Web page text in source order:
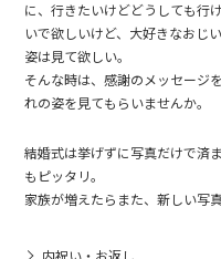
に、行きたいけどどうしても行
いで欲しいけど、大好きなおじ
姿は見て欲しい。
そんな時は、感謝のメッセージ
れの姿を見てもらいませんか。
結婚式は挙げずに写真だけで済
もピッタリ。
家族が増えたらまた、新しい写